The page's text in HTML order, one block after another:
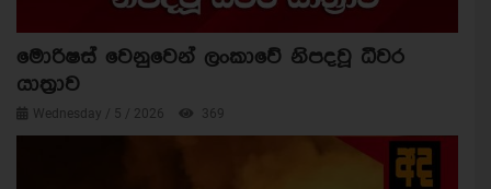
මොරිෂස් වෙනුවෙන් ලංකාවේ නිපදවූ ධීවර
යාත්‍රාව
Wednesday / 5 / 2026 369